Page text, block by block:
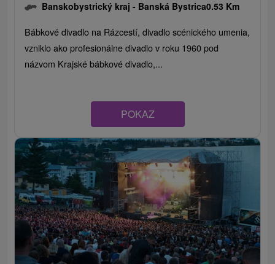
Banskobystrický kraj - Banská Bystrica0.53 Km
Bábkové divadlo na Rázcestí, divadlo scénického umenia,
vzniklo ako profesionálne divadlo v roku 1960 pod
názvom Krajské bábkové divadlo,...
POKAZ